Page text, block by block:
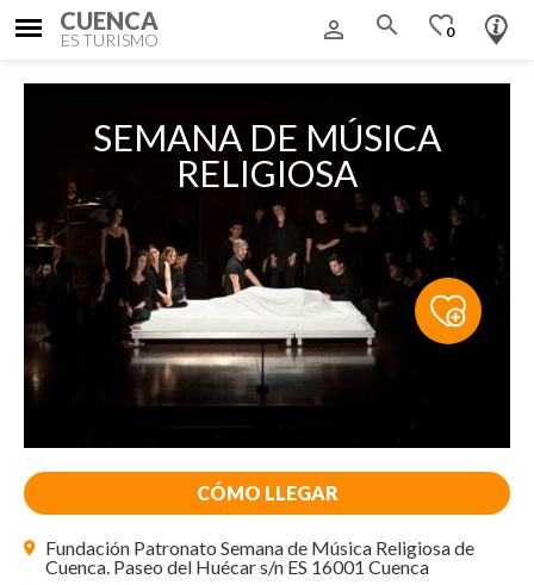
CUENCA
ES TURISMO person_outline search favorite_border
0
CÓMO LLEGAR
Fundación Patronato Semana de Música Religiosa de
Cuenca. Paseo del Huécar s/n ES 16001 Cuenca
SEMANA DE MÚSICA
RELIGIOSA